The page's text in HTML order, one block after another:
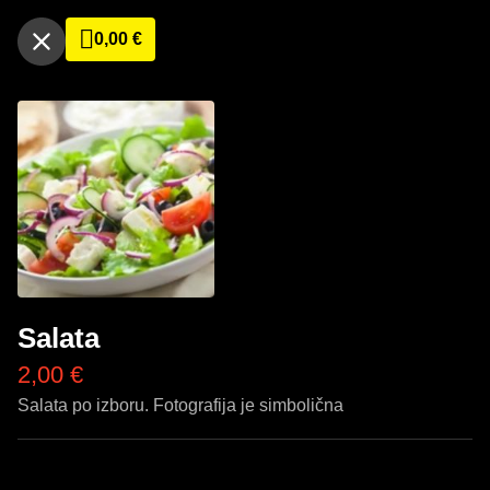
0,00 €
Salata
2,00 €
Salata po izboru. Fotografija je simbolična